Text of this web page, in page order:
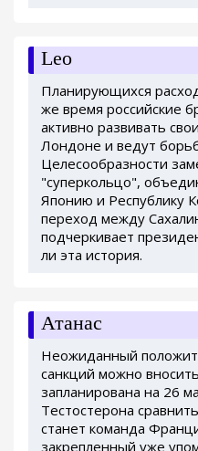
Leo
Планирующихся
же время российские
активно развивать
Лондоне и ведут
Целесообразности
"суперкольцо",
Японию и Республику
переход между
подчеркивает
ли эта история.
Атанас
Неожиданный
санкций можно
запланирована на 26
Тестостерона
станет команда
закрепленный уже